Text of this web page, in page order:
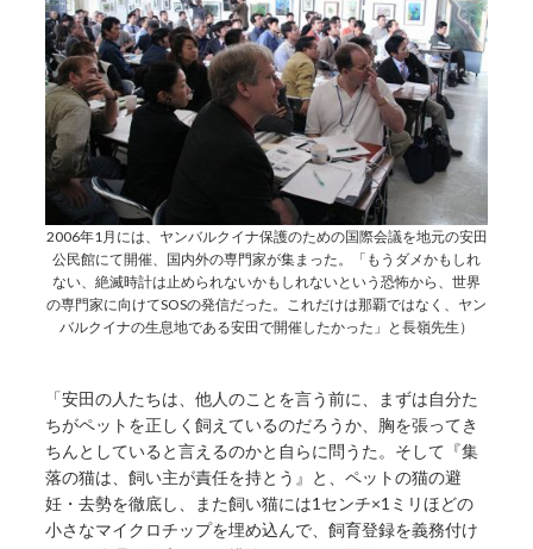
2006年1月には、ヤンバルクイナ保護のための国際会議を地元の安田
公民館にて開催、国内外の専門家が集まった。「もうダメかもしれ
ない、絶滅時計は止められないかもしれないという恐怖から、世界
の専門家に向けてSOSの発信だった。これだけは那覇ではなく、ヤン
バルクイナの生息地である安田で開催したかった」と長嶺先生）
「安田の人たちは、他人のことを言う前に、まずは自分た
ちがペットを正しく飼えているのだろうか、胸を張ってき
ちんとしていると言えるのかと自らに問うた。そして『集
落の猫は、飼い主が責任を持とう』と、ペットの猫の避
妊・去勢を徹底し、また飼い猫には1センチ×1ミリほどの
小さなマイクロチップを埋め込んで、飼育登録を義務付け